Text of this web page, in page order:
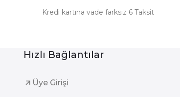
Kredi kartına vade farksız 6 Taksit
Hızlı Bağlantılar
Üye Girişi